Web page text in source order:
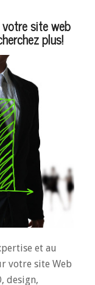
site web
plus!
et au
votre site Web
design,